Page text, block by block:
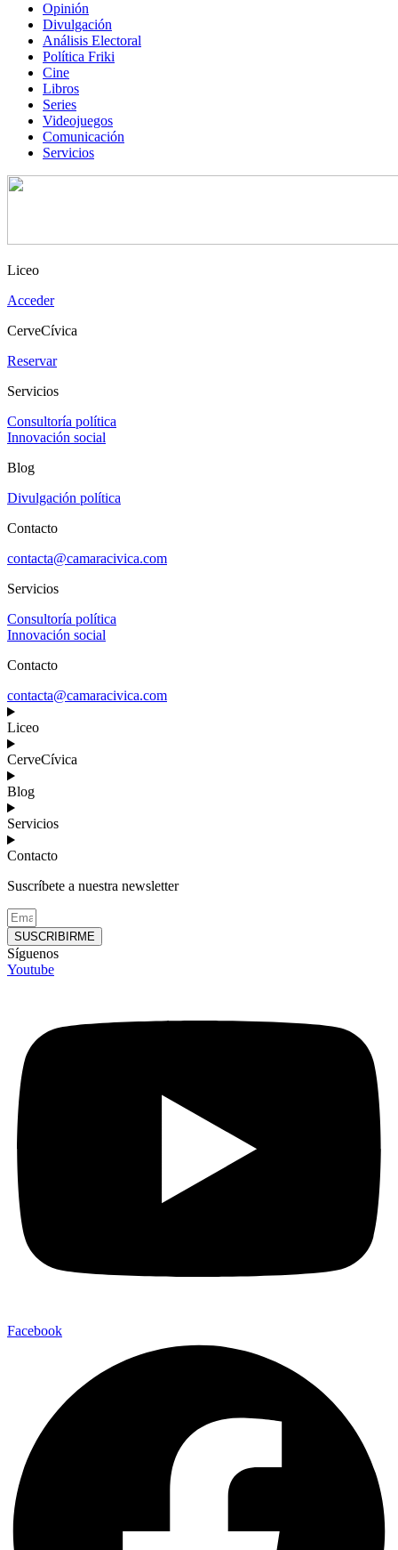
Opinión
Divulgación
Análisis Electoral
Política Friki
Cine
Libros
Series
Videojuegos
Comunicación
Servicios
Liceo
Acceder
CerveCívica
Reservar
Servicios
Consultoría política
Innovación social
Blog
Divulgación política
Contacto
contacta@camaracivica.com
Servicios
Consultoría política
Innovación social
Contacto
contacta@camaracivica.com
Liceo
CerveCívica
Blog
Servicios
Contacto
Suscríbete a nuestra newsletter
SUSCRIBIRME
Síguenos
Youtube
Facebook